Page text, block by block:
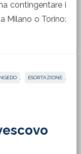
contingentare i
Milano o Torino:
ESORTAZIONE